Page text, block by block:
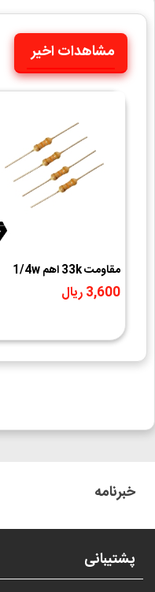
مشاهدات اخیر
مقاومت 33k اهم 1/4w
3,600 ریال
خبرنامه
پشتیبانی